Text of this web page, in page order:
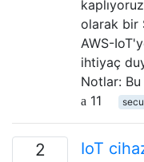
olarak bir
AWS-
ihtiyaç
Notlar:
11
2
IoT